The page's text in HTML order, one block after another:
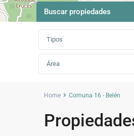
Buscar propiedades
Tipos
Área
Home Comuna 16 - Belén
Comuna